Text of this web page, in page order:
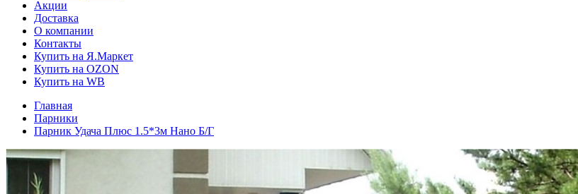
Акции
Доставка
О компании
Контакты
Купить на Я.Маркет
Купить на OZON
Купить на WB
Главная
Парники
Парник Удача Плюс 1.5*3м Нано Б/Г